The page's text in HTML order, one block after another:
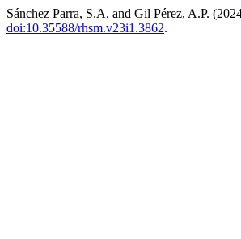
Sánchez Parra, S.A. and Gil Pérez, A.P.
doi:10.35588/rhsm.v23i1.3862.